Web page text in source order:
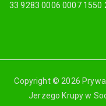
33 9283 0006 0007 1550
Copyright © 2026
Jerzego Krupy w